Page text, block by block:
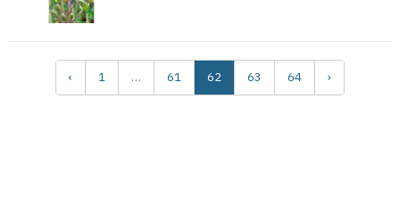
‹ 1 … 61 62 63 64 ›